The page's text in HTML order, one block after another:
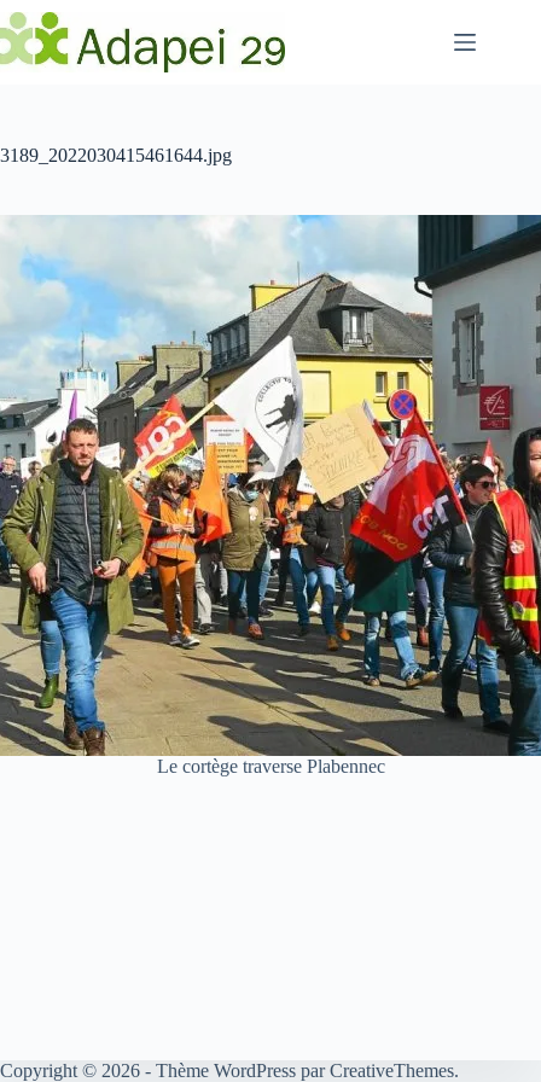
Passer
au
contenu
3189_2022030415461644.jpg
Le cortège traverse Plabennec
Copyright © 2026 - Thème WordPress parCreativeThemes.